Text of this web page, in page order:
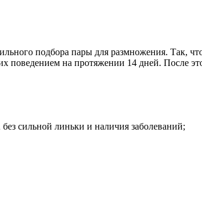
подбора пары для размножения. Так,
поведением на протяжении 14 дней. После
сильной линьки и наличия заболеваний;